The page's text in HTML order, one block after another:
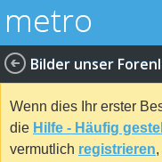
Bilder unser
Wenn dies Ihr erster
die Hilfe - Häufig
vermutlich registrieren